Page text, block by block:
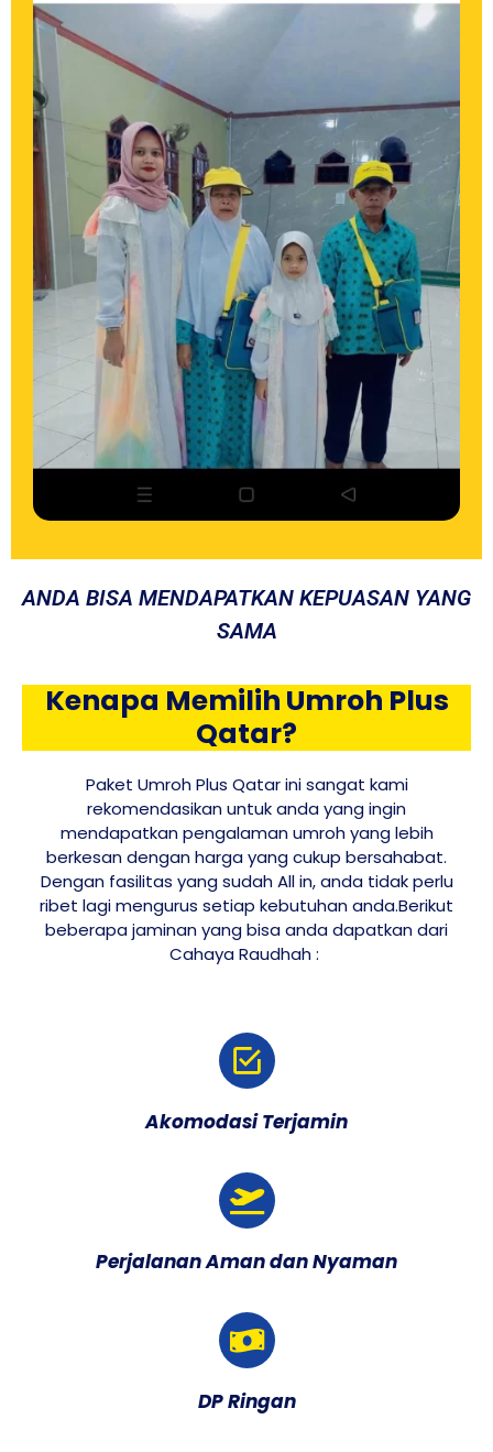
ANDA BISA MENDAPATKAN KEPUASAN YANG
SAMA
Kenapa Memilih Umroh Plus
Qatar?
Paket Umroh Plus Qatar ini sangat kami
rekomendasikan untuk anda yang ingin
mendapatkan pengalaman umroh yang lebih
berkesan dengan harga yang cukup bersahabat.
Dengan fasilitas yang sudah All in, anda tidak perlu
ribet lagi mengurus setiap kebutuhan anda.Berikut
beberapa jaminan yang bisa anda dapatkan dari
Cahaya Raudhah :
Akomodasi Terjamin
Perjalanan Aman dan Nyaman
DP Ringan